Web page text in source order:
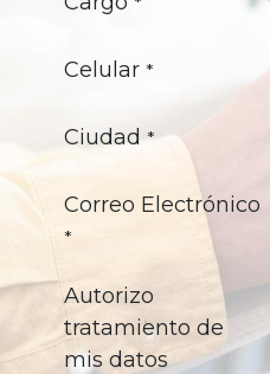
Celular *
Ciudad *
Correo Electrónico
*
Autorizo
tratamiento de
mis datos